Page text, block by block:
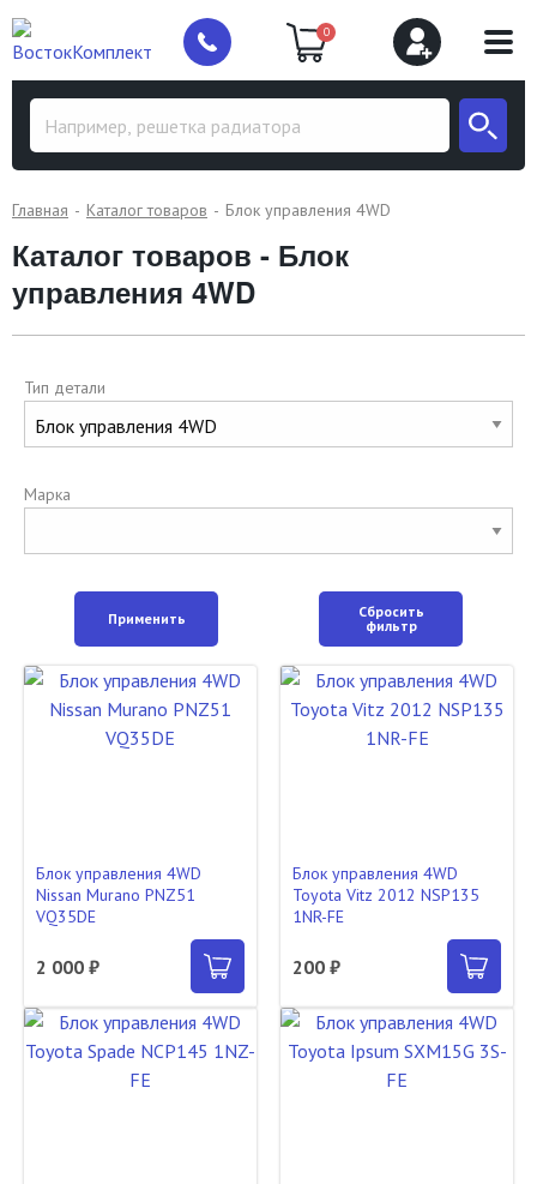
0
Главная Каталог товаров Блок управления 4WD
Каталог товаров - Блок
управления 4WD
Тип детали
Марка
Применить
Сбросить
фильтр
Блок управления 4WD
Nissan Murano PNZ51
VQ35DE
2 000 ₽
Блок управления 4WD
Toyota Vitz 2012 NSP135
1NR-FE
200 ₽